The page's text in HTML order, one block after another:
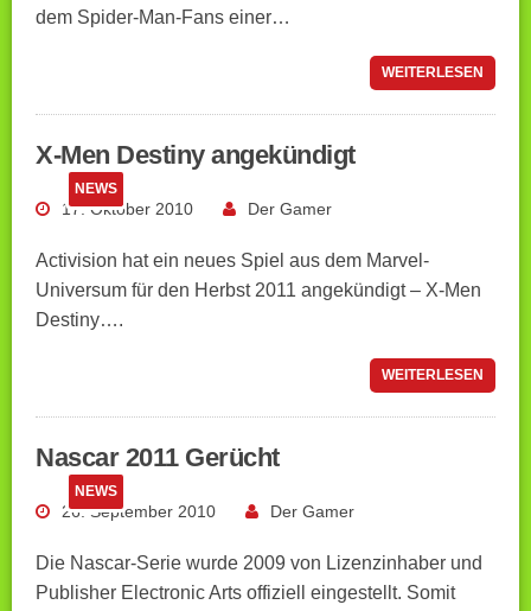
dem Spider-Man-Fans einer…
WEITERLESEN
NEWS
X-Men Destiny angekündigt
17. Oktober 2010 Der Gamer
Activision hat ein neues Spiel aus dem Marvel-
Universum für den Herbst 2011 angekündigt – X-Men
Destiny….
WEITERLESEN
NEWS
Nascar 2011 Gerücht
26. September 2010 Der Gamer
Die Nascar-Serie wurde 2009 von Lizenzinhaber und
Publisher Electronic Arts offiziell eingestellt. Somit